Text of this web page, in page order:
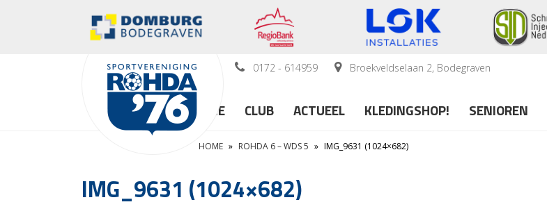
0172 - 614959 Broekveldselaan 2, Bodegraven
HOME CLUB ACTUEEL KLEDINGSHOP! SENIOREN
HOME » ROHDA 6 – WDS 5 » IMG_9631 (1024×682)
IMG_9631 (1024×682)